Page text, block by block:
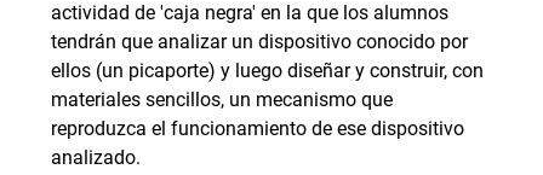
actividad de 'caja negra' en la que los alumnos
tendrán que analizar un dispositivo conocido por
ellos (un picaporte) y luego diseñar y construir, con
materiales sencillos, un mecanismo que
reproduzca el funcionamiento de ese dispositivo
analizado.